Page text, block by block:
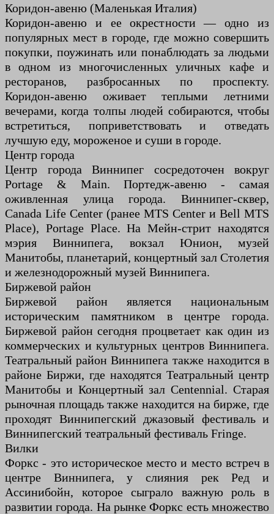
Коридон-авеню (Маленькая Италия)
Коридон-авеню и ее окрестности — одно из
популярных мест в городе, где можно совершить
покупки, поужинать или понаблюдать за людьми
в одном из многочисленных уличных кафе и
ресторанов, разбросанных по проспекту.
Коридон-авеню оживает теплыми летними
вечерами, когда толпы людей собираются, чтобы
встретиться, поприветствовать и отведать
лучшую еду, мороженое и суши в городе.
Центр города
Центр города Виннипег сосредоточен вокруг
Portage & Main. Портедж-авеню - самая
оживленная улица города. Виннипег-сквер,
Canada Life Center (ранее MTS Center и Bell MTS
Place), Portage Place. На Мейн-стрит находятся
мэрия Виннипега, вокзал Юнион, музей
Манитобы, планетарий, концертный зал Столетия
и железнодорожный музей Виннипега.
Биржевой район
Биржевой район является национальным
историческим памятником в центре города.
Биржевой район сегодня процветает как один из
коммерческих и культурных центров Виннипега.
Театральный район Виннипега также находится в
районе Биржи, где находятся Театральный центр
Манитобы и Концертный зал Centennial. Старая
рыночная площадь также находится на бирже, где
проходят Виннипегский джазовый фестиваль и
Виннипегский театральный фестиваль Fringe.
Вилки
Форкс - это историческое место и место встреч в
центре Виннипега, у слияния рек Ред и
Ассинибойн, которое сыграло важную роль в
развитии города. На рынке Форкс есть множество